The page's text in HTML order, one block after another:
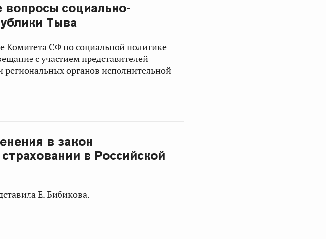
вопросы социально-
Тыва
Комитета СФ по социальной политике
с участием представителей
региональных органов исполнительной
в закон
в Российской
Е. Бибикова.